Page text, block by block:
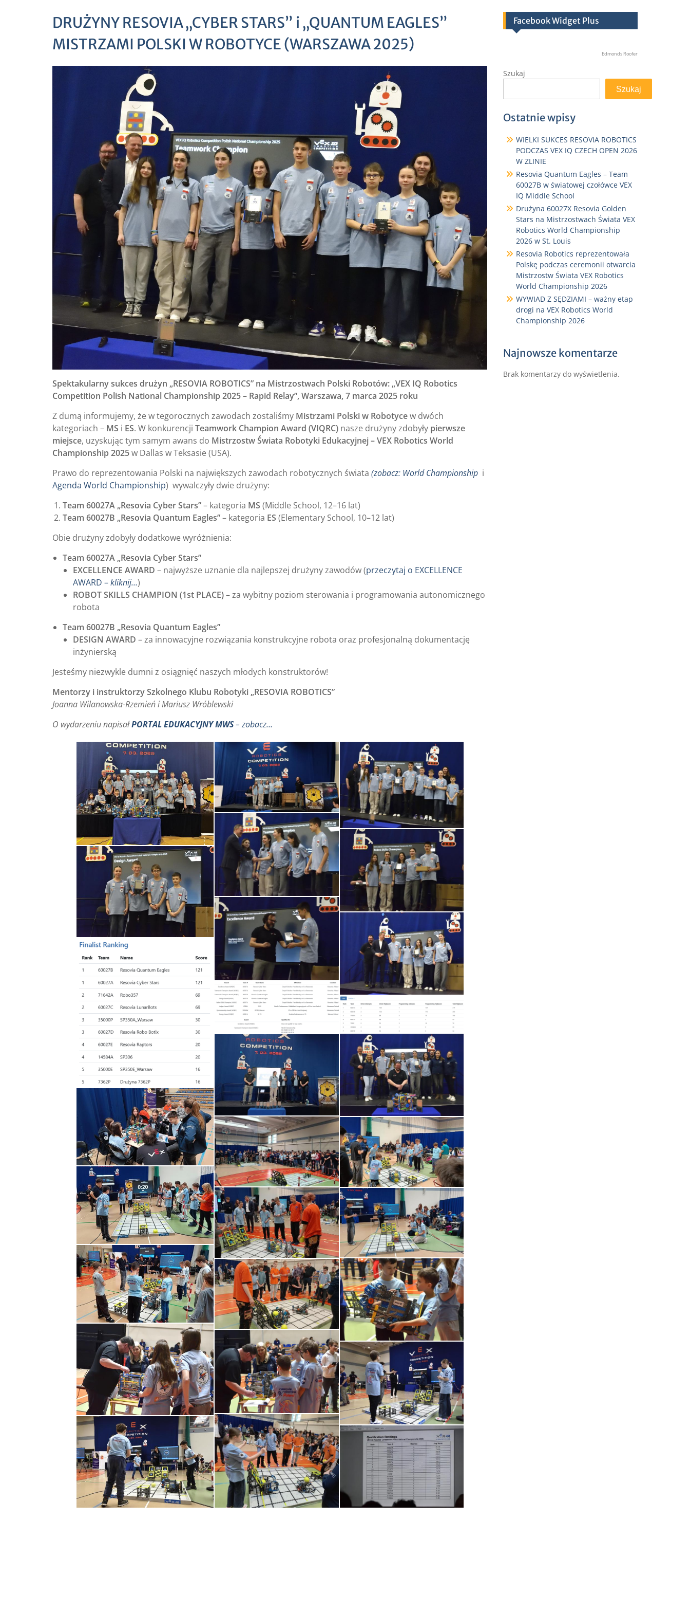
DRUŻYNY RESOVIA „CYBER STARS” i „QUANTUM EAGLES”
MISTRZAMI POLSKI W ROBOTYCE (WARSZAWA 2025)
Spektakularny sukces drużyn „RESOVIA ROBOTICS” na Mistrzostwach Polski Robotów: „VEX IQ Robotics
Competition Polish National Championship 2025 – Rapid Relay”, Warszawa, 7 marca 2025 roku
Z dumą informujemy, że w tegorocznych zawodach zostaliśmy Mistrzami Polski w Robotycew dwóch
kategoriach – MS i ES. W konkurencji Teamwork Champion Award (VIQRC) nasze drużyny zdobyły pierwsze
miejsce, uzyskując tym samym awans do Mistrzostw Świata Robotyki Edukacyjnej – VEX Robotics World
Championship 2025w Dallas w Teksasie (USA).
Prawo do reprezentowania Polski na największych zawodach robotycznych świata (zobacz: World Championship i
Agenda World Championship) wywalczyły dwie drużyny:
Team 60027A „Resovia Cyber Stars”– kategoria MS (Middle School, 12–16 lat)
Team 60027B „Resovia Quantum Eagles”– kategoria ES (Elementary School, 10–12 lat)
Obie drużyny zdobyły dodatkowe wyróżnienia:
Team 60027A „Resovia Cyber Stars”
EXCELLENCE AWARD – najwyższe uznanie dla najlepszej drużyny zawodów (przeczytaj o EXCELLENCE
AWARD –kliknij…)
ROBOT SKILLS CHAMPION (1st PLACE)– za wybitny poziom sterowania i programowania autonomicznego
robota
Team 60027B „Resovia Quantum Eagles”
DESIGN AWARD – za innowacyjne rozwiązania konstrukcyjne robota oraz profesjonalną dokumentację
inżynierską
Jesteśmy niezwykle dumni z osiągnięć naszych młodych konstruktorów!
Mentorzy i instruktorzy Szkolnego Klubu Robotyki „RESOVIA ROBOTICS”
Joanna Wilanowska-Rzemień i Mariusz Wróblewski
O wydarzeniu napisałPORTAL EDUKACYJNY MWS– zobacz…
Facebook Widget Plus
Edmonds Roofer
Szukaj
Szukaj
Ostatnie wpisy
WIELKI SUKCES RESOVIA ROBOTICS
PODCZAS VEX IQ CZECH OPEN 2026
W ZLINIE
Resovia Quantum Eagles – Team
60027B w światowej czołówce VEX
IQ Middle School
Drużyna 60027X Resovia Golden
Stars na Mistrzostwach Świata VEX
Robotics World Championship
2026 w St. Louis
Resovia Robotics reprezentowała
Polskę podczas ceremonii otwarcia
Mistrzostw Świata VEX Robotics
World Championship 2026
WYWIAD Z SĘDZIAMI – ważny etap
drogi na VEX Robotics World
Championship 2026
Najnowsze komentarze
Brak komentarzy do wyświetlenia.